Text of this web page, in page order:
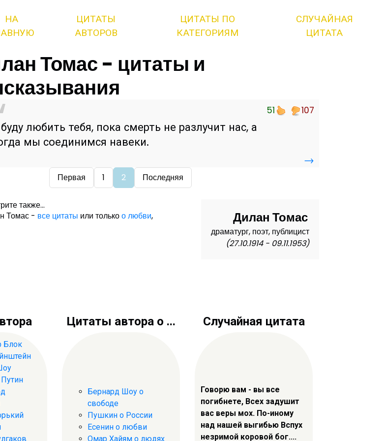
НА
ЦИТАТЫ
АВТОРОВ
ЦИТАТЫ ПО
КАТЕГОРИЯМ
СЛУЧАЙНАЯ
ЦИТАТА
Томас - цитаты и
51 107
любить тебя, пока смерть не разлучит нас, а
мы соединимся навеки.
→
Первая 1 2 Последняя
Дилан Томас
драматург, поэт, публицист
(27.10.1914 - 09.11.1953)
также...
Томас - все цитаты или толькоо любви,
Блок
Цитаты автора о ...
Бернард Шоу о
свободе
Пушкин о России
Есенин о любви
Омар Хайям о людях
Случайная цитата
Говорю вам - вы все
погибнете, Всех задушит
вас веры мох. По-иному
над нашей выгибью Вспух
незримой коровой бог....